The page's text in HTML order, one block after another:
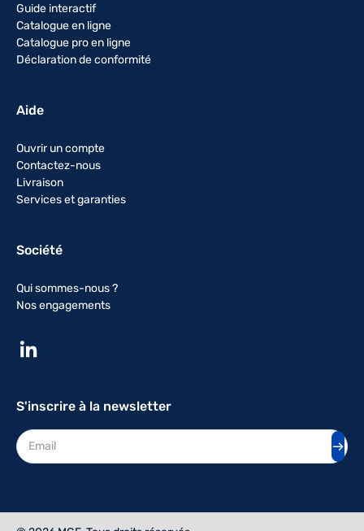
Guide interactif
Catalogue en ligne
Catalogue pro en ligne
Déclaration de conformité
Aide
Ouvrir un compte
Contactez-nous
Livraison
Services et garanties
Société
Qui sommes-nous ?
Nos engagements
S'inscrire à la newsletter
Adresse mail